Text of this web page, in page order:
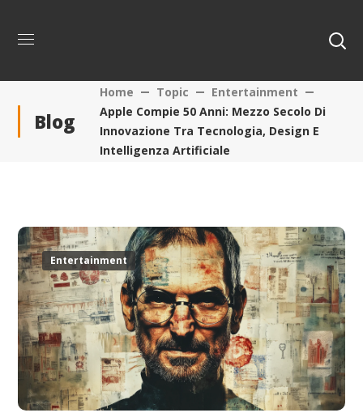
Blog
Home Topic
Entertainment
Apple Compie 50 Anni: Mezzo Secolo Di
Innovazione Tra Tecnologia, Design E
Intelligenza Artificiale
Entertainment